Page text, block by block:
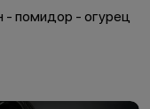
- помидор - огурец